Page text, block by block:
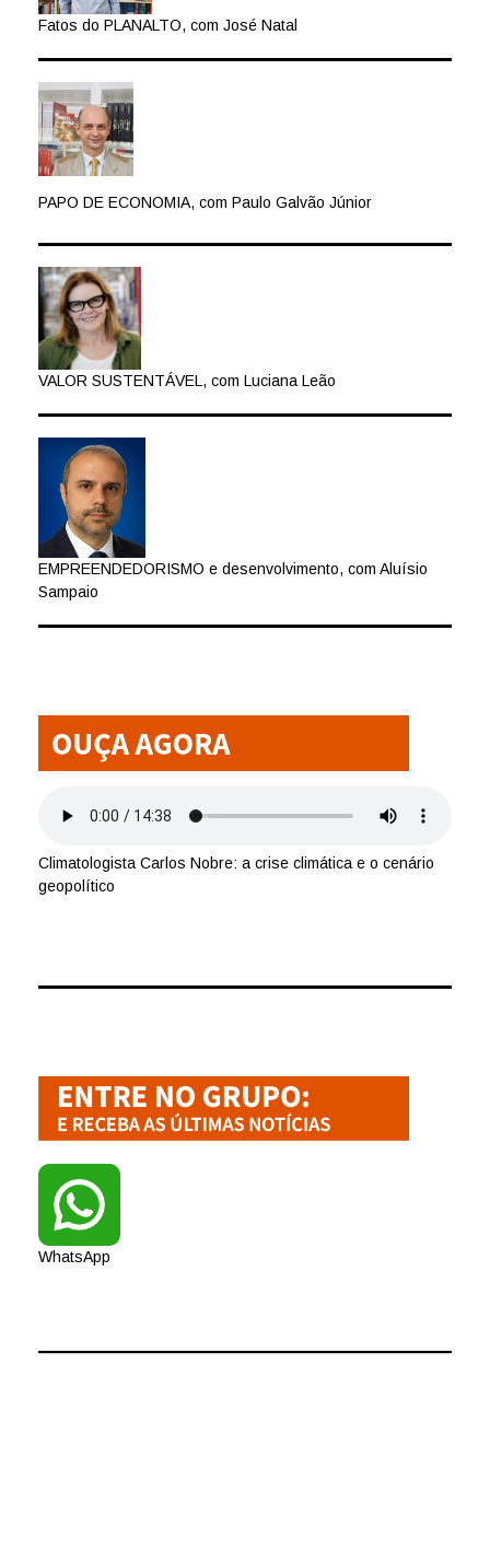
Fatos do PLANALTO, com José Natal
PAPO DE ECONOMIA, com Paulo Galvão Júnior
VALOR SUSTENTÁVEL, com Luciana Leão
EMPREENDEDORISMO e desenvolvimento, com Aluísio
Sampaio
Climatologista Carlos Nobre: a crise climática e o cenário
geopolítico
WhatsApp